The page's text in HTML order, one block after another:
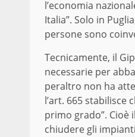
l’economia
Italia”. Solo in
persone sono
Tecnicamente, il
necessarie per
peraltro non ha
l’art. 665 stabilisce
primo grado”. Cioè
chiudere gli